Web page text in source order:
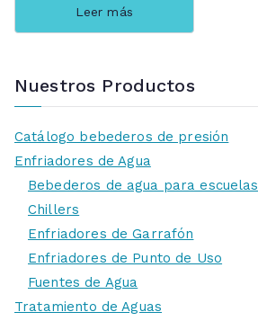
Leer más
Nuestros Productos
Catálogo bebederos de presión
Enfriadores de Agua
Bebederos de agua para escuelas
Chillers
Enfriadores de Garrafón
Enfriadores de Punto de Uso
Fuentes de Agua
Tratamiento de Aguas